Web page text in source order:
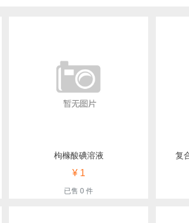
枸橼酸碘溶液
¥ 1
已售 0 件
复